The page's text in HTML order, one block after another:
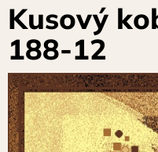
Kusový
188-12